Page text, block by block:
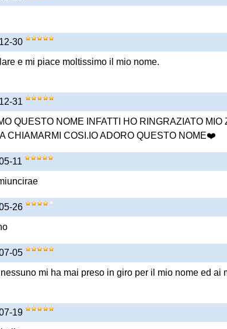
30
e mi piace moltissimo il mio nome.
31
QUESTO NOME INFATTI HO RINGRAZIATO MIO
CHIAMARMI COSI.IO ADORO QUESTO NOME❤️
11
26
05
mi ha mai preso in giro per il mio nome ed ai
19